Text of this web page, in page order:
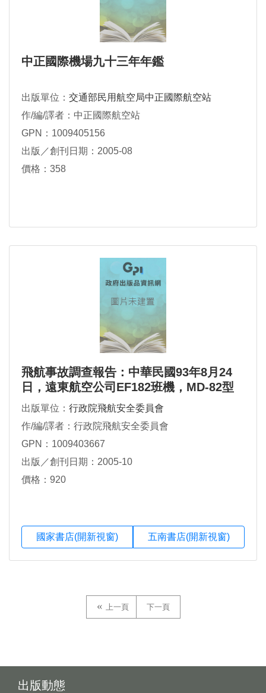
中正國際機場九十三年年鑑
出版單位： 交通部民用航空局中正國際航空站
作/編/譯者：中正國際航空站
GPN：1009405156
出版／創刊日期：2005-08
價格：358
飛航事故調查報告：中華民國93年8月24
日，遠東航空公司EF182班機，MD-82型
機，國籍標誌及登記號碼B-28021，於松山
機場落地後偏出跑道
出版單位： 行政院飛航安全委員會
作/編/譯者：行政院飛航安全委員會
GPN：1009403667
出版／創刊日期：2005-10
價格：920
國家書店(開新視窗) 五南書店(開新視窗)
上一頁 下一頁
出版動態